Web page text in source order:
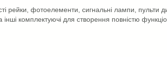
рейки, фотоелементи, сигнальні лампи, пульти
комплектуючі для створення повністю